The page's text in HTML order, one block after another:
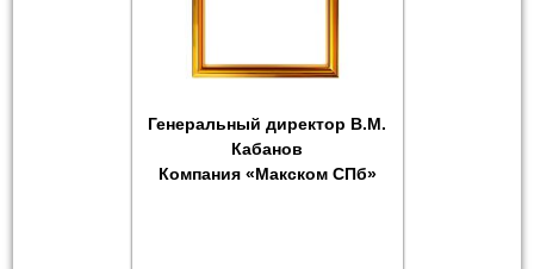
Генеральный директор В.М.
Кабанов
Компания «Макском СПб»